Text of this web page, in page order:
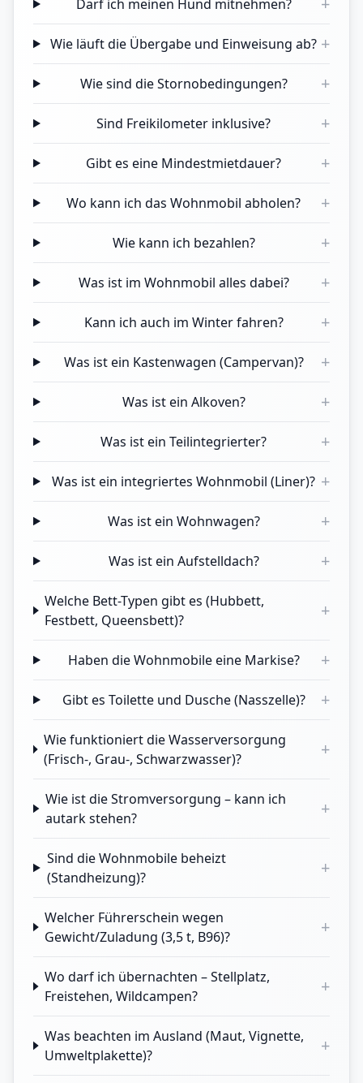
Darf ich meinen Hund mitnehmen?
Wie läuft die Übergabe und Einweisung ab? +
Wie sind die Stornobedingungen? +
Sind Freikilometer inklusive? +
Gibt es eine Mindestmietdauer? +
Wo kann ich das Wohnmobil abholen? +
Wie kann ich bezahlen? +
Was ist im Wohnmobil alles dabei? +
Kann ich auch im Winter fahren? +
Was ist ein Kastenwagen (Campervan)? +
Was ist ein Alkoven? +
Was ist ein Teilintegrierter? +
Was ist ein integriertes Wohnmobil (Liner)? +
Was ist ein Wohnwagen? +
Was ist ein Aufstelldach? +
Welche Bett-Typen gibt es (Hubbett,
Festbett, Queensbett)?
+
Haben die Wohnmobile eine Markise? +
Gibt es Toilette und Dusche (Nasszelle)? +
Wie funktioniert die Wasserversorgung
(Frisch-, Grau-, Schwarzwasser)?
+
Wie ist die Stromversorgung – kann ich
autark stehen?
+
Sind die Wohnmobile beheizt
(Standheizung)?
+
Welcher Führerschein wegen
Gewicht/Zuladung (3,5 t, B96)?
+
Wo darf ich übernachten – Stellplatz,
Freistehen, Wildcampen?
+
Was beachten im Ausland (Maut, Vignette,
Umweltplakette)?
+